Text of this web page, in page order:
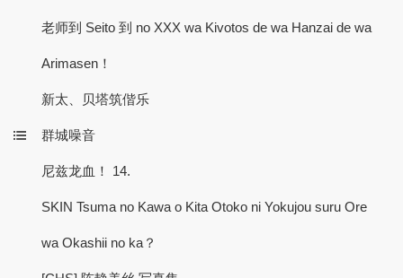
老师到 Seito 到 no XXX wa Kivotos de wa Hanzai de wa
Arimasen！
新太、贝塔筑偕乐
群城噪音
尼兹龙血！ 14.
SKIN Tsuma no Kawa o Kita Otoko ni Yokujou suru Ore
wa Okashii no ka？